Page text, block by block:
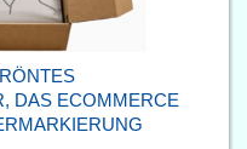
DAS ECOMMERCE